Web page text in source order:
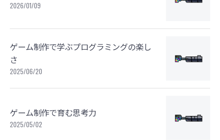
2026/01/09
ゲーム制作で学ぶプログラミングの楽し
さ
2025/06/20
ゲーム制作で育む思考力
2025/05/02